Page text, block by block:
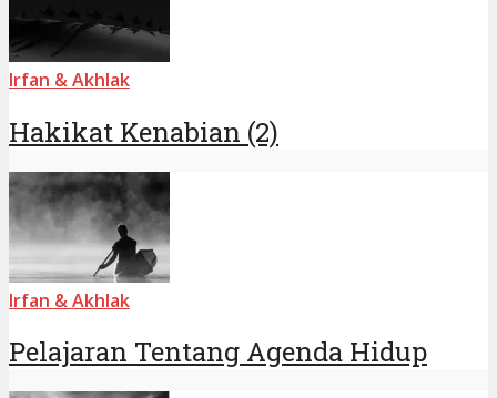
Irfan & Akhlak
Hakikat Kenabian (2)
Irfan & Akhlak
Pelajaran Tentang Agenda Hidup